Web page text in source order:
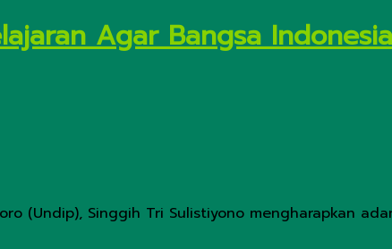
Agar Bangsa
(Undip), Singgih Tri Sulistiyono mengharapkan